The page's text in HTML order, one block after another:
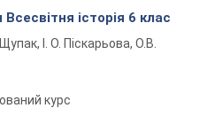
історія 6 клас
Щупак, І. О. Піскарьова, О.В.
курс